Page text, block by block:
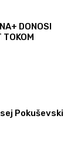
DONOSI
TOKOM
Pokuševski